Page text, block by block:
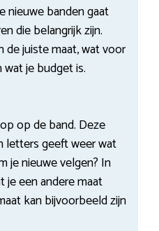
nieuwe banden gaat
die belangrijk zijn.
de juiste maat, wat voor
je budget is.
op de band. Deze
letters geeft weer wat
je nieuwe velgen? In
je een andere maat
kan bijvoorbeeld zijn